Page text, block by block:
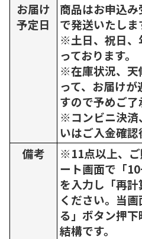
お届け
予定日
商品はお申込
で発送いたしま
※土日、祝日、
っております。
※在庫状況、天
って、お届け
すので予めご了
※コンビニ決済
いはご入金確認
備考
※11点以上、ご
ート画面で「
を入力し「再
ください。当
る」ボタン押
結構です。